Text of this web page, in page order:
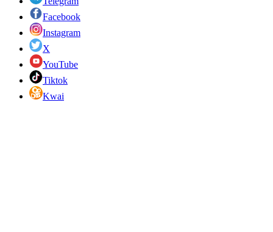
Facebook
Instagram
X
YouTube
Tiktok
Kwai